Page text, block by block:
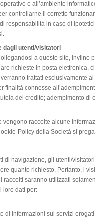
e all’ambiente
controllarne il corretto
responsabilità in caso di
dagli utenti/visitatori
a questo sito, inviino
richieste in posta elettronica,
trattati esclusivamente
finalità connesse
del credito; adempimento di
vengono raccolte alcune
Policy della Società si
di navigazione, gli utenti/
quanto richiesto. Pertanto, i
raccolti saranno utilizzati
loro dati per:
di informazioni sui servizi erogati